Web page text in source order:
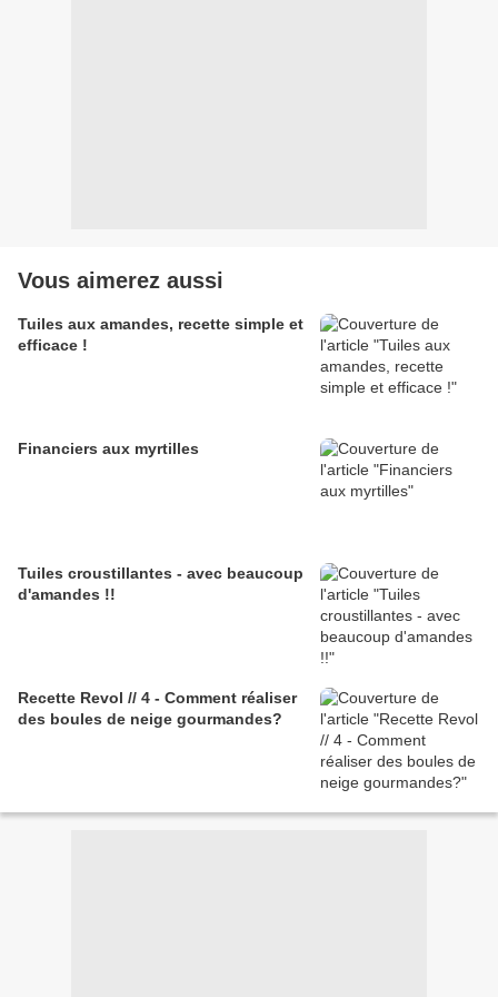
Vous aimerez aussi
Tuiles aux amandes, recette simple et
efficace !
Financiers aux myrtilles
Tuiles croustillantes - avec beaucoup
d'amandes !!
Recette Revol // 4 - Comment réaliser
des boules de neige gourmandes?